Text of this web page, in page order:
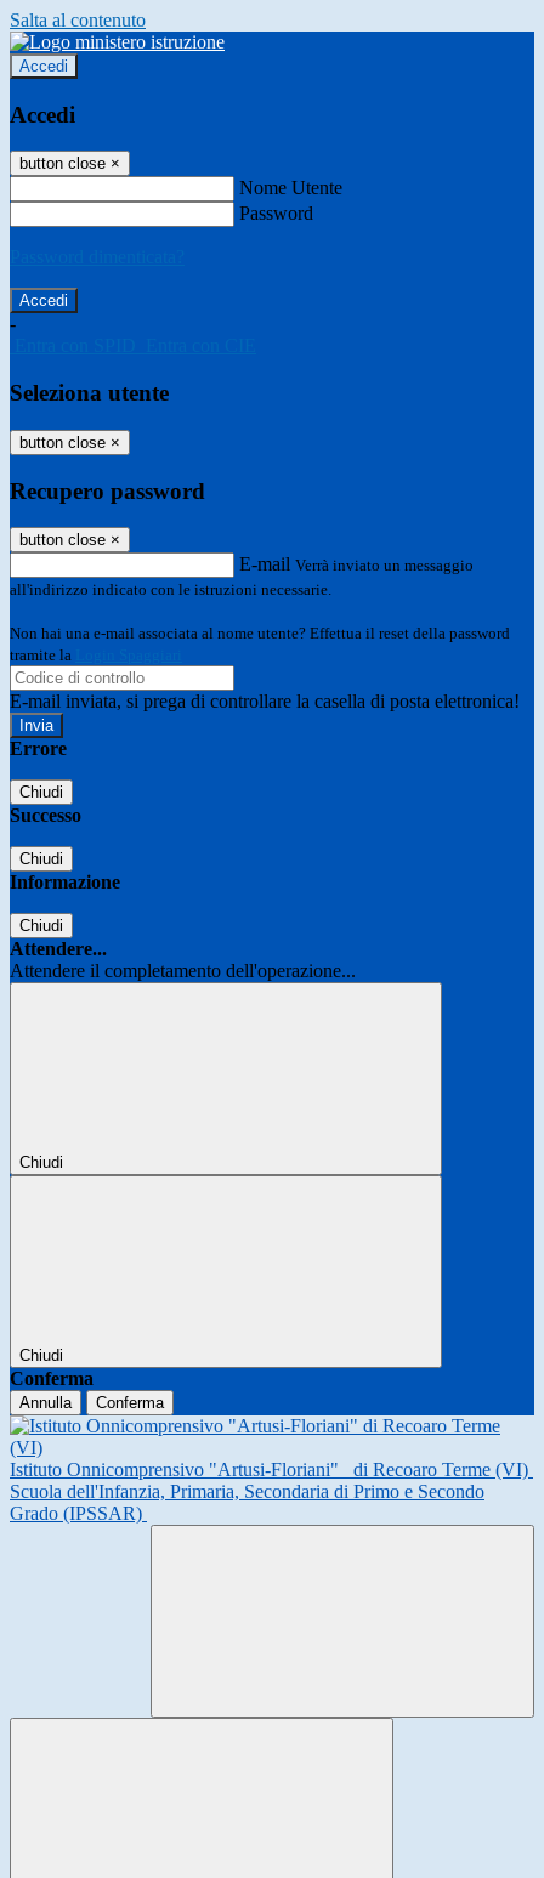
Salta al contenuto
Accedi
Accedi
button close ×
Nome Utente
Password
-
Seleziona utente
button close ×
Recupero password
button close ×
E-mail Verrà inviato un messaggio
all'indirizzo indicato con le istruzioni necessarie.
Non hai una e-mail associata al nome utente? Effettua il reset della password
tramite la
E-mail inviata, si prega di controllare la casella di posta elettronica!
Errore
Chiudi
Successo
Chiudi
Informazione
Chiudi
Attendere...
Attendere il completamento dell'operazione...
Chiudi
Chiudi
Conferma
Annulla Conferma
Istituto Onnicomprensivo "Artusi-Floriani"
di Recoaro Terme (VI)
Scuola dell'Infanzia, Primaria, Secondaria di Primo e Secondo
Grado (IPSSAR)